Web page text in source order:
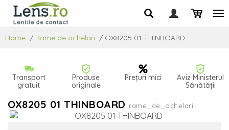
Home / Rame de ochelari / OX8205 01 THINBOARD
Transport
gratuit
Produse
originale
Prețuri mici
Aviz Ministerul
Sănătății
OX8205 01 THINBOARD rame_de_ochelari